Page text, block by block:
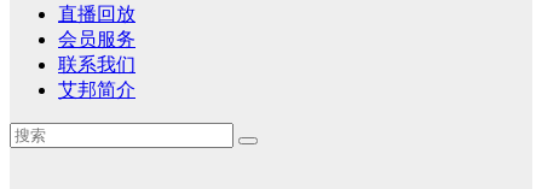
直播回放
会员服务
联系我们
艾邦简介